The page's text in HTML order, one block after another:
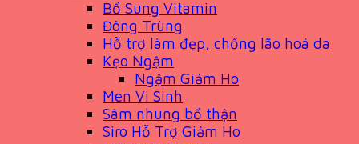
Bổ Sung Vitamin
Đông Trùng
Hỗ trợ làm đẹp, chống lão hoá da
Kẹo Ngậm
Ngậm Giảm Ho
Men Vi Sinh
Sâm nhung bổ thận
Siro Hỗ Trợ Giảm Ho